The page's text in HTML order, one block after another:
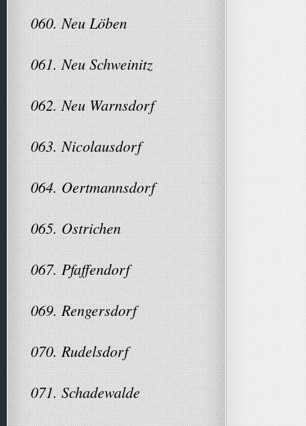
060. Neu Löben
061. Neu Schweinitz
062. Neu Warnsdorf
063. Nicolausdorf
064. Oertmannsdorf
065. Ostrichen
067. Pfaffendorf
069. Rengersdorf
070. Rudelsdorf
071. Schadewalde